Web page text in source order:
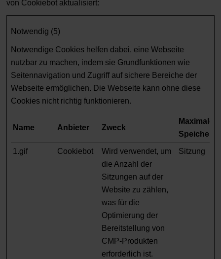
von Cookiebot aktualisiert:
Notwendig (5)
Notwendige Cookies helfen dabei, eine Webseite
nutzbar zu machen, indem sie Grundfunktionen wie
Seitennavigation und Zugriff auf sichere Bereiche der
Webseite ermöglichen. Die Webseite kann ohne diese
Cookies nicht richtig funktionieren.
Name Anbieter Zweck
Maximale
1.gif Cookiebot
Wird verwendet, um
die Anzahl der
Sitzungen auf der
Website zu zählen,
was für die
Optimierung der
Bereitstellung von
CMP-Produkten
erforderlich ist.
Sitzung